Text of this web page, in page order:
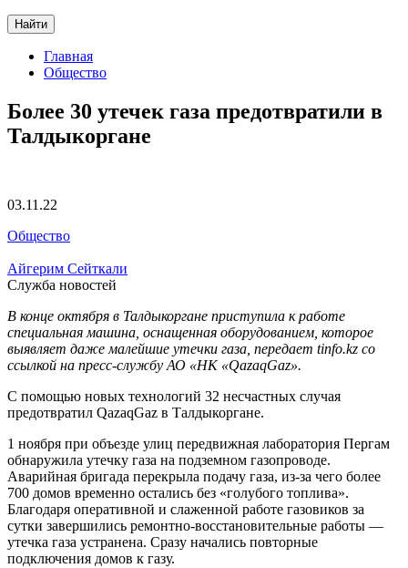
Найти
Главная
Общество
Более 30 утечек газа предотвратили в
Талдыкоргане
03.11.22
Общество
Айгерим Сейткали
Служба новостей
В конце октября в Талдыкоргане приступила к работе
специальная машина, оснащенная оборудованием, которое
выявляет даже малейшие утечки газа, передает tinfo.kz со
ссылкой на пресс-службу АО «НК «QazaqGaz».
С помощью новых технологий 32 несчастных случая
предотвратил QazaqGaz в Талдыкоргане.
1 ноября при объезде улиц передвижная лаборатория Пергам
обнаружила утечку газа на подземном газопроводе.
Аварийная бригада перекрыла подачу газа, из-за чего более
700 домов временно остались без «голубого топлива».
Благодаря оперативной и слаженной работе газовиков за
сутки завершились ремонтно-восстановительные работы —
утечка газа устранена. Сразу начались повторные
подключения домов к газу.